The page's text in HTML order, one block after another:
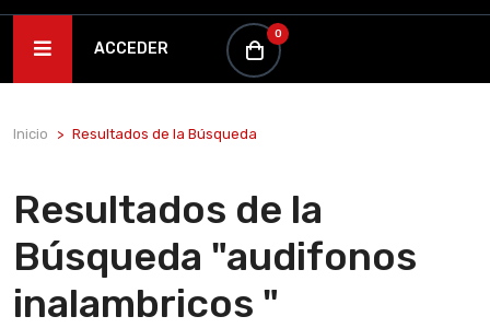
ACCEDER
0
Inicio Resultados de la Búsqueda
Resultados de la
Búsqueda "audifonos
inalambricos "